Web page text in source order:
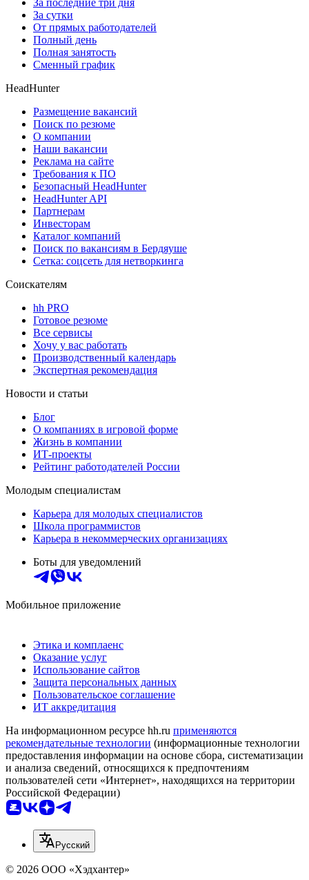
За последние три дня
За сутки
От прямых работодателей
Полный день
Полная занятость
Сменный график
HeadHunter
Размещение вакансий
Поиск по резюме
О компании
Наши вакансии
Реклама на сайте
Требования к ПО
Безопасный HeadHunter
HeadHunter API
Партнерам
Инвесторам
Каталог компаний
Поиск по вакансиям в Бердяуше
Сетка: соцсеть для нетворкинга
Соискателям
hh PRO
Готовое резюме
Все сервисы
Хочу у вас работать
Производственный календарь
Экспертная рекомендация
Новости и статьи
Блог
О компаниях в игровой форме
Жизнь в компании
ИТ-проекты
Рейтинг работодателей России
Молодым специалистам
Карьера для молодых специалистов
Школа программистов
Карьера в некоммерческих организациях
Боты для уведомлений
Мобильное приложение
Этика и комплаенс
Оказание услуг
Использование сайтов
Защита персональных данных
Пользовательское соглашение
ИТ аккредитация
На информационном ресурсе hh.ru применяются
рекомендательные технологии (информационные технологии
предоставления информации на основе сбора, систематизации
и анализа сведений, относящихся к предпочтениям
пользователей сети «Интернет», находящихся на территории
Российской Федерации)
Русский
© 2026 ООО «Хэдхантер»